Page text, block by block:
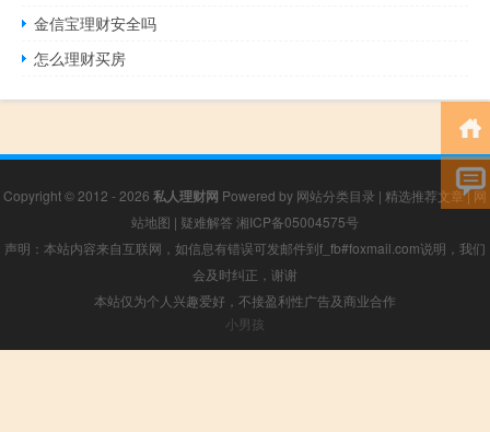
金信宝理财安全吗
怎么理财买房
Copyright © 2012 - 2026 私人理财网 Powered by 网站分类目录 | 精选推荐文章|网
站地图 | 疑难解答 湘ICP备05004575号
声明：本站内容来自互联网，如信息有错误可发邮件到f_fb#foxmail.com说明，我们
会及时纠正，谢谢
本站仅为个人兴趣爱好，不接盈利性广告及商业合作
小男孩